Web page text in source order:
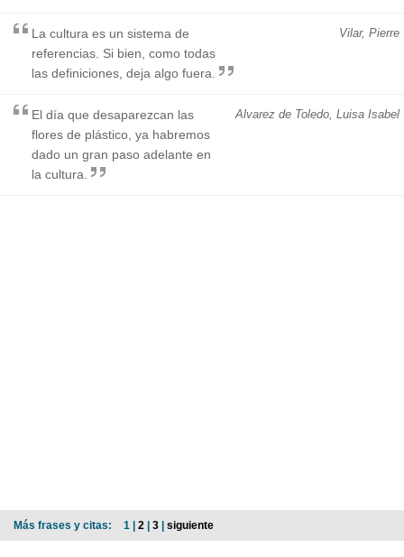
Vilar, Pierre
La cultura es un sistema de
referencias. Si bien, como todas
las definiciones, deja algo fuera.
Alvarez de Toledo, Luisa Isabel
El día que desaparezcan las
flores de plástico, ya habremos
dado un gran paso adelante en
la cultura.
Más frases y citas: 1 | 2 | 3 | siguiente